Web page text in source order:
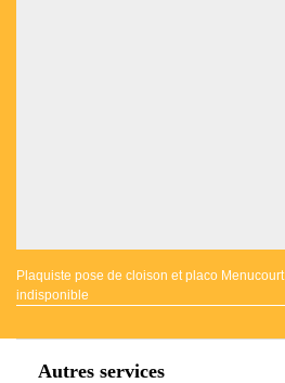
Plaquiste pose de cloison et placo Menucourt
indisponible
Autres services